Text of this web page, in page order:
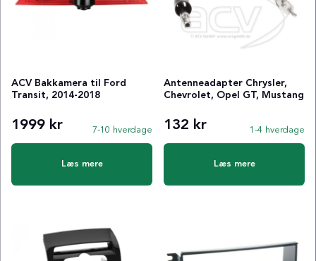
ACV Bakkamera til Ford
Transit, 2014-2018
1999 kr 7-10 hverdage
Læs mere
Antenneadapter Chrysler,
Chevrolet, Opel GT, Mustang
132 kr 1-4 hverdage
Læs mere